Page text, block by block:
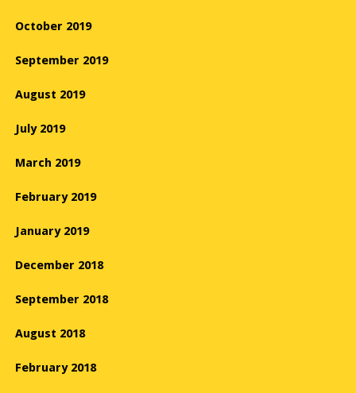
October 2019
September 2019
August 2019
July 2019
March 2019
February 2019
January 2019
December 2018
September 2018
August 2018
February 2018